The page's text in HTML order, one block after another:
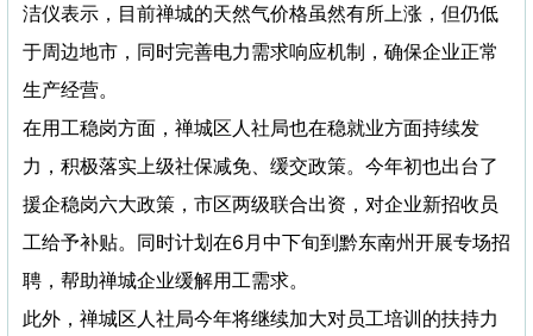
洁仪表示，目前禅城的天然气价格虽然有所上涨，但仍低
于周边地市，同时完善电力需求响应机制，确保企业正常
生产经营。
在用工稳岗方面，禅城区人社局也在稳就业方面持续发
力，积极落实上级社保减免、缓交政策。今年初也出台了
援企稳岗六大政策，市区两级联合出资，对企业新招收员
工给予补贴。同时计划在6月中下旬到黔东南州开展专场招
聘，帮助禅城企业缓解用工需求。
此外，禅城区人社局今年将继续加大对员工培训的扶持力